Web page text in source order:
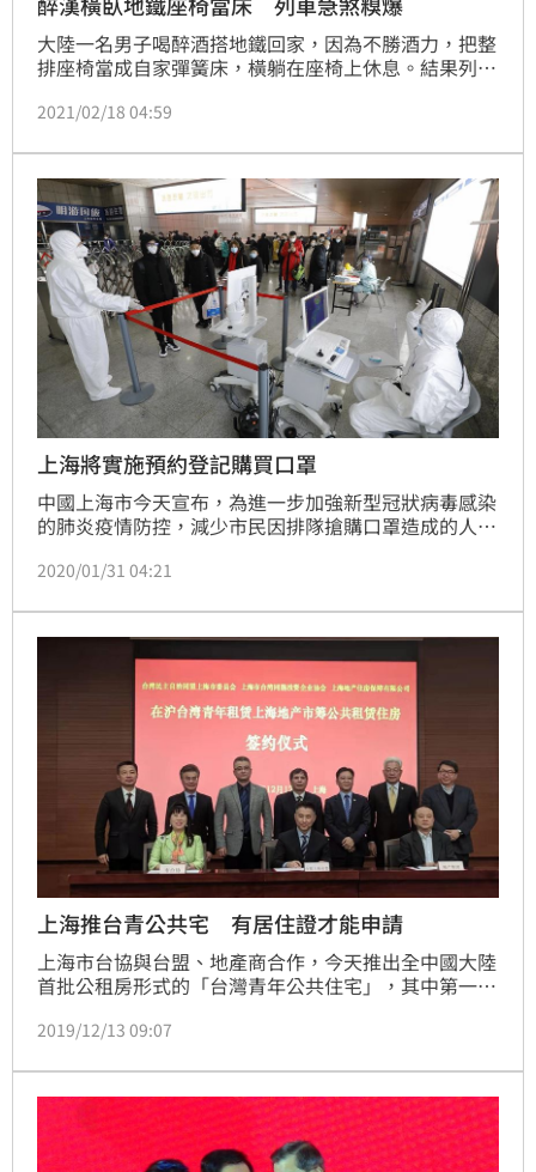
大陸一名男子喝醉酒搭地鐵回家，因為不勝酒力，把整
排座椅當成自家彈簧床，橫躺在座椅上休息。結果列車
的扶手內進退兩難。最後出動消防隊破壞扶手才讓男子
2021/02/18 04:59
上海將實施預約登記購買口罩
中國上海市今天宣布，為進一步加強新型冠狀病毒感染
的肺炎疫情防控，減少市民因排隊搶購口罩造成的人員
罩改採預約登記購買。
2020/01/31 04:21
上海推台青公共宅 有居住證才能申請
上海市台協與台盟、地產商合作，今天推出全中國大陸
首批公租房形式的「台灣青年公共住宅」，其中第一批
與社保。
2019/12/13 09:07